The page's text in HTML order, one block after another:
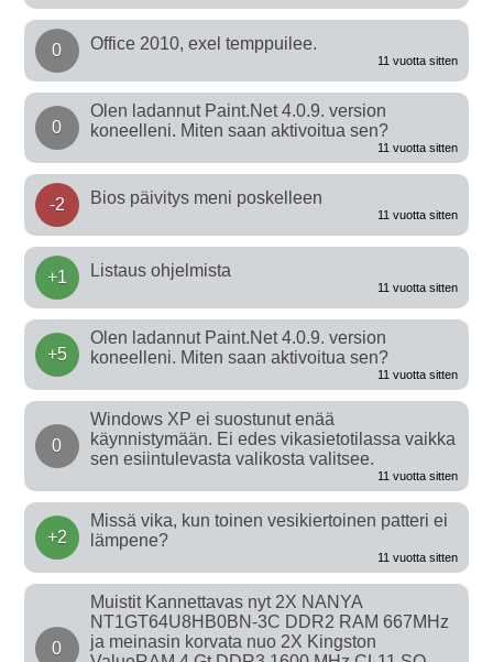
0 Office 2010, exel temppuilee.
11 vuotta sitten
0
Olen ladannut Paint.Net 4.0.9. version
koneelleni. Miten saan aktivoitua sen?
11 vuotta sitten
-2 Bios päivitys meni poskelleen
11 vuotta sitten
+1 Listaus ohjelmista
11 vuotta sitten
+5
Olen ladannut Paint.Net 4.0.9. version
koneelleni. Miten saan aktivoitua sen?
11 vuotta sitten
0
Windows XP ei suostunut enää
käynnistymään. Ei edes vikasietotilassa vaikka
sen esiintulevasta valikosta valitsee.
11 vuotta sitten
+2
Missä vika, kun toinen vesikiertoinen patteri ei
lämpene?
11 vuotta sitten
0
Muistit Kannettavas nyt 2X NANYA
NT1GT64U8HB0BN-3C DDR2 RAM 667MHz
ja meinasin korvata nuo 2X Kingston